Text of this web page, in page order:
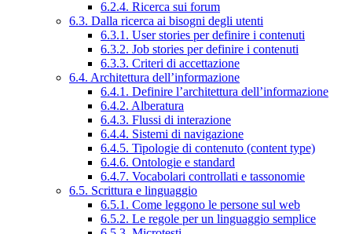
6.2.4. Ricerca sui forum
6.3. Dalla ricerca ai bisogni degli utenti
6.3.1. User stories per definire i contenuti
6.3.2. Job stories per definire i contenuti
6.3.3. Criteri di accettazione
6.4. Architettura dell’informazione
6.4.1. Definire l’architettura dell’informazione
6.4.2. Alberatura
6.4.3. Flussi di interazione
6.4.4. Sistemi di navigazione
6.4.5. Tipologie di contenuto (content type)
6.4.6. Ontologie e standard
6.4.7. Vocabolari controllati e tassonomie
6.5. Scrittura e linguaggio
6.5.1. Come leggono le persone sul web
6.5.2. Le regole per un linguaggio semplice